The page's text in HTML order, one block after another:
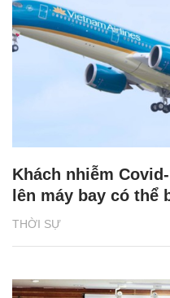
THỜI SỰ
Khách nhiễm
lên máy bay có thể